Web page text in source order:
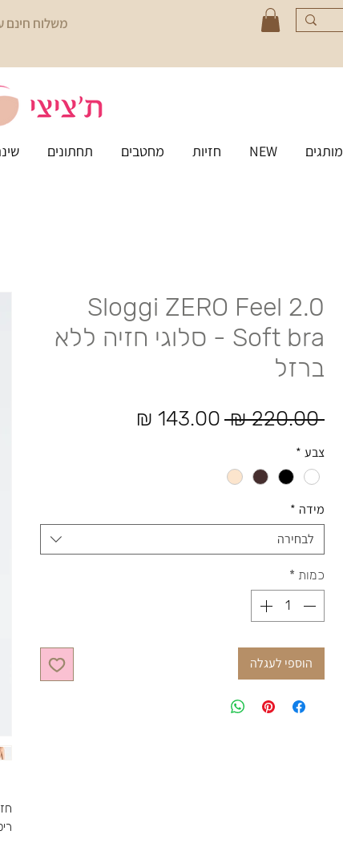
משלוח חינם עד
מותגים NEW חזיות מחטבים תחתונים
Sloggi ZERO Feel 2.0
Soft bra - סלוגי חזיה ללא
ברזל
‏220.00 ‏₪ מחיר רגיל
צבע *
מידה *
לבחירה
כמות *
הוספי לעגלה